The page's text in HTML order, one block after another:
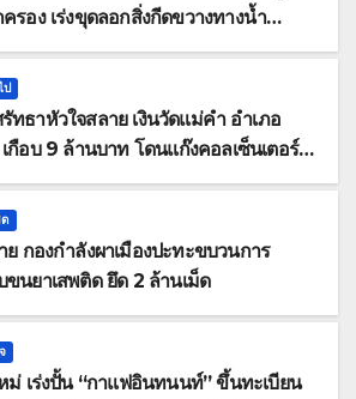
รอง เร่งขุดลอกสิ่งกีดขวางทางน้ำ
และลดปัญหาน้ำท่วม
ป
ทธาหัวใจสลาย เงินวัดแม่คำ อำเภอ
กือบ 9 ล้านบาท โดนแก๊งคอลเซ็นเตอร์
ห้โอนข้ามปีกว่า 66 บัญชี
ด
ย กองกำลังผาเมืองปะทะขบวนการ
ขนยาเสพติด ยึด 2 ล้านเม็ด
หม่ เร่งปั้น “กาแฟอินทนนท์” ขึ้นทะเบียน